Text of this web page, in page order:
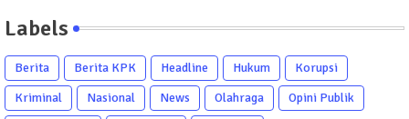
Labels
Berita Berita KPK Headline Hukum
Korupsi
Kriminal
Nasional News Olahraga
Opini Publik